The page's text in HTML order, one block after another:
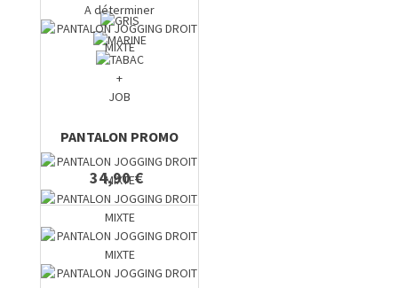
+
JOB
PANTALON PROMO
34,90 €
A déterminer